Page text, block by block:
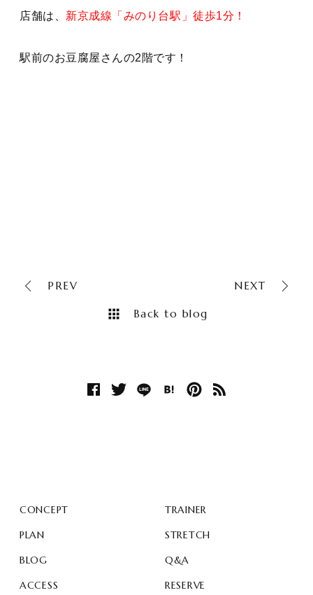
店舗は、 新京成線「みのり台駅」徒歩1分！
駅前のお豆腐屋さんの2階です！
PREV NEXT
Back to blog
CONCEPT
TRAINER
PLAN
STRETCH
BLOG
Q&A
ACCESS
RESERVE